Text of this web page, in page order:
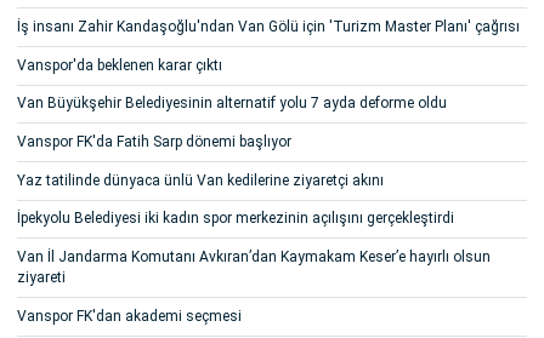
İş insanı Zahir Kandaşoğlu'ndan Van Gölü için 'Turizm Master Planı' çağrısı
Vanspor'da beklenen karar çıktı
Van Büyükşehir Belediyesinin alternatif yolu 7 ayda deforme oldu
Vanspor FK'da Fatih Sarp dönemi başlıyor
Yaz tatilinde dünyaca ünlü Van kedilerine ziyaretçi akını
İpekyolu Belediyesi iki kadın spor merkezinin açılışını gerçekleştirdi
Van İl Jandarma Komutanı Avkıran’dan Kaymakam Keser’e hayırlı olsun
ziyareti
Vanspor FK'dan akademi seçmesi